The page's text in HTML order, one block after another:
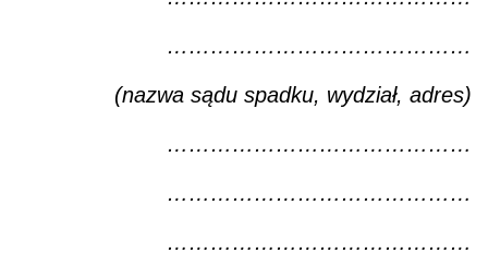
……………………………………
(nazwa sądu spadku, wydział, adres)
……………………………………
……………………………………
……………………………………